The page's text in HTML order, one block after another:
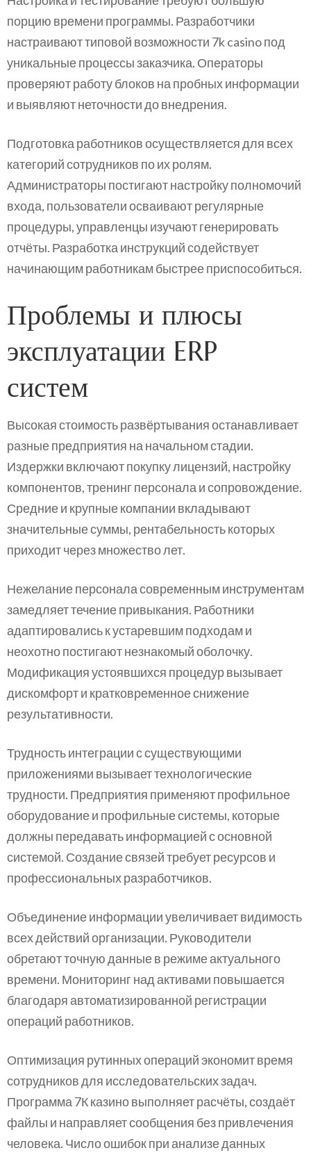
порцию времени программы. Разработчики
настраивают типовой возможности 7k casino под
уникальные процессы заказчика. Операторы
проверяют работу блоков на пробных информации
и выявляют неточности до внедрения.
Подготовка работников осуществляется для всех
категорий сотрудников по их ролям.
Администраторы постигают настройку полномочий
входа, пользователи осваивают регулярные
процедуры, управленцы изучают генерировать
отчёты. Разработка инструкций содействует
начинающим работникам быстрее приспособиться.
Проблемы и плюсы
эксплуатации ERP
систем
Высокая стоимость развёртывания останавливает
разные предприятия на начальном стадии.
Издержки включают покупку лицензий, настройку
компонентов, тренинг персонала и сопровождение.
Средние и крупные компании вкладывают
значительные суммы, рентабельность которых
приходит через множество лет.
Нежелание персонала современным инструментам
замедляет течение привыкания. Работники
адаптировались к устаревшим подходам и
неохотно постигают незнакомый оболочку.
Модификация устоявшихся процедур вызывает
дискомфорт и кратковременное снижение
результативности.
Трудность интеграции с существующими
приложениями вызывает технологические
трудности. Предприятия применяют профильное
оборудование и профильные системы, которые
должны передавать информацией с основной
системой. Создание связей требует ресурсов и
профессиональных разработчиков.
Объединение информации увеличивает видимость
всех действий организации. Руководители
обретают точную данные в режиме актуального
времени. Мониторинг над активами повышается
благодаря автоматизированной регистрации
операций работников.
Оптимизация рутинных операций экономит время
сотрудников для исследовательских задач.
Программа 7К казино выполняет расчёты, создаёт
файлы и направляет сообщения без привлечения
человека. Число ошибок при анализе данных